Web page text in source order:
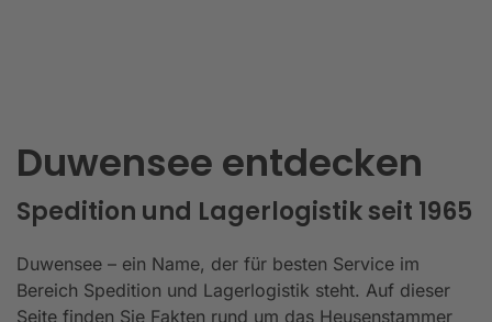
Duwensee entdecken
Spedition und Lagerlogistik seit 1965
Duwensee – ein Name, der für besten Service im
Bereich Spedition und Lagerlogistik steht. Auf dieser
Seite finden Sie Fakten rund um das Heusenstammer